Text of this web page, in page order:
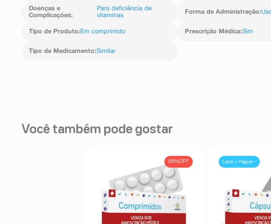
Doenças e
Complicações:
Para deficiência de
vitaminas
Forma de Administração:
Tipo de Produto: Em comprimido Prescrição Médica:Sim
Tipo de Medicamento:Similar
Você também pode gostar
59%OFF Leve + Pague -